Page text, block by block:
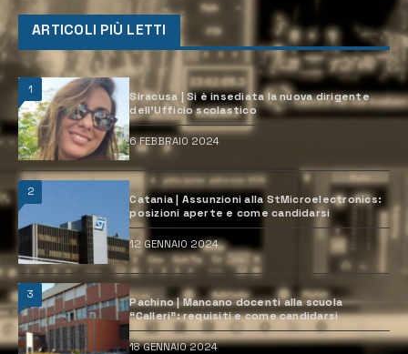
ARTICOLI PIÙ LETTI
1
Siracusa | Si è insediata la nuova dirigente
dell’Ufficio scolastico
6 FEBBRAIO 2024
2
Catania | Assunzioni alla StMicroelectronics:
posizioni aperte e come candidarsi
12 GENNAIO 2024
3
Pachino | Mancano docenti alla scuola
“Calleri”: requisiti e come candidarsi
18 GENNAIO 2024